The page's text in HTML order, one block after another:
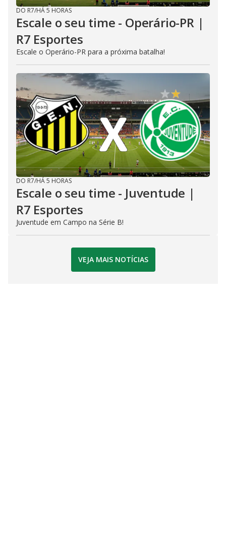
DO R7/HÁ 5 HORAS
Escale o seu time - Operário-PR |
R7 Esportes
Escale o Operário-PR para a próxima batalha!
DO R7/HÁ 5 HORAS
Escale o seu time - Juventude |
R7 Esportes
Juventude em Campo na Série B!
VEJA MAIS NOTÍCIAS